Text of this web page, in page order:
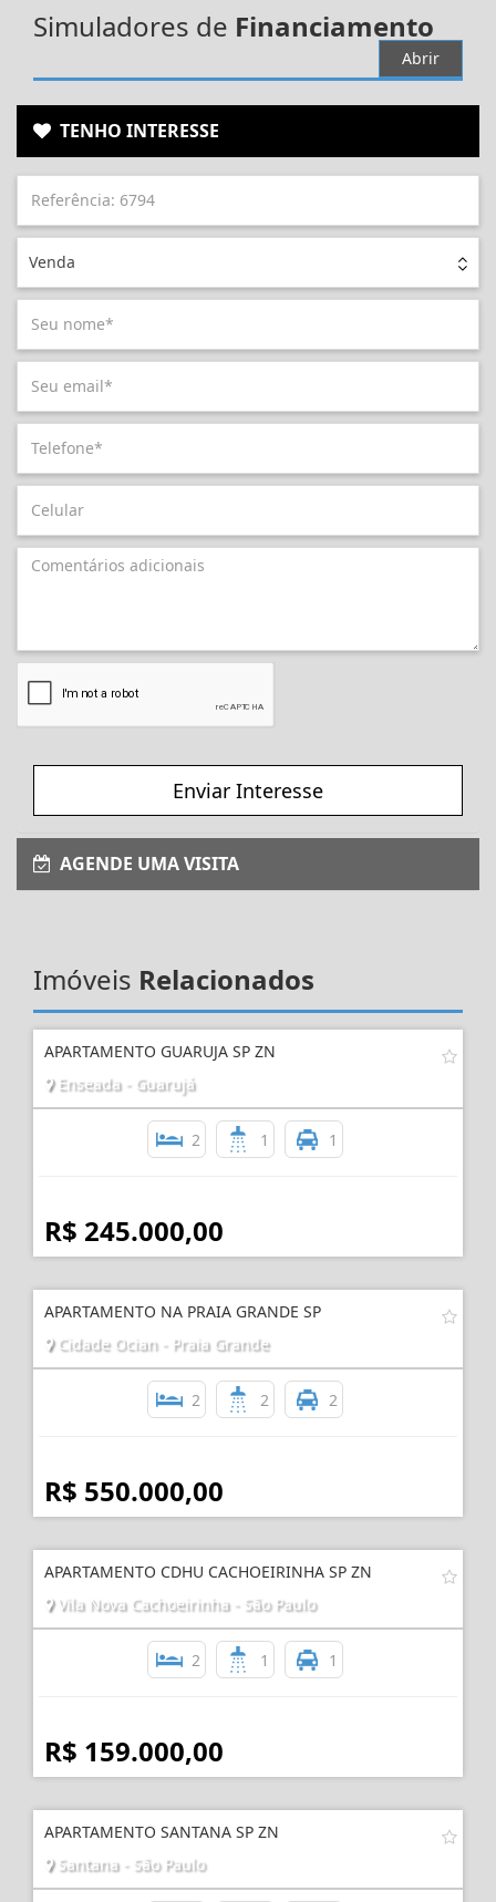
Simuladores de Financiamento
Abrir
TENHO INTERESSE
Venda
Enviar Interesse
AGENDE UMA VISITA
Imóveis Relacionados
APARTAMENTO GUARUJA SP ZN
Enseada - Guarujá
2 1 1
R$ 245.000,00
APARTAMENTO NA PRAIA GRANDE SP
Cidade Ocian - Praia Grande
2 2 2
R$ 550.000,00
APARTAMENTO CDHU CACHOEIRINHA SP ZN
Vila Nova Cachoeirinha - São Paulo
2 1 1
R$ 159.000,00
APARTAMENTO SANTANA SP ZN
Santana - São Paulo